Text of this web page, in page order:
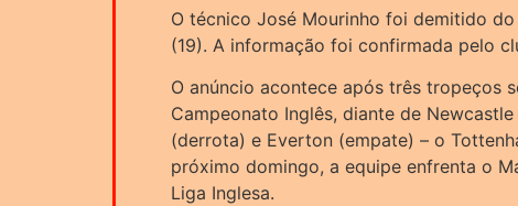
O técnico José Mourinho foi demitido
(19). A informação foi confirmada pelo
O anúncio acontece após três tropeços
Campeonato Inglês, diante de
(derrota) e Everton (empate) – o
próximo domingo, a equipe enfrenta o
Liga Inglesa.